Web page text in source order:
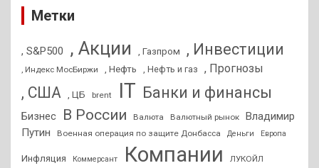
Метки
, S&P500 , Акции , Газпром , Инвестиции
, Индекс МосБиржи , Нефть , Нефть и газ , Прогнозы
, США , ЦБ brent IT Банки и финансы
Бизнес В России Валюта Валютный рынок
Владимир
Путин
Военная операция по защите Донбасса Деньги Европа
Инфляция Коммерсант Компании ЛУКОЙЛ